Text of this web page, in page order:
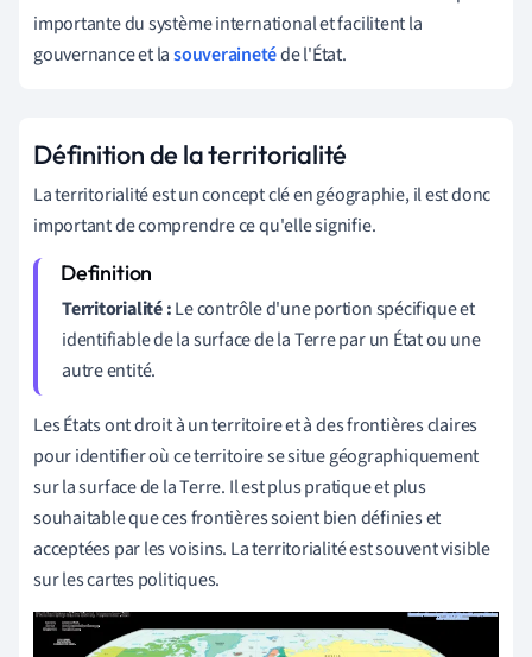
importante du système international et facilitent la
gouvernance et lasouverainetéde l'État.
Définition de la territorialité
La territorialité est un concept clé en géographie, il est donc
important de comprendre ce qu'elle signifie.
Territorialité :Le contrôle d'une portion spécifique et
identifiable de la surface de la Terre par un État ou une
autre entité.
Les États ont droit à un territoire et à des frontières claires
pour identifier où ce territoire se situe géographiquement
sur la surface de la Terre. Il est plus pratique et plus
souhaitable que ces frontières soient bien définies et
acceptées par les voisins. La territorialité est souvent visible
sur les cartes politiques.